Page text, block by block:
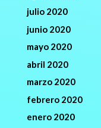
julio 2020
junio 2020
mayo 2020
abril 2020
marzo 2020
febrero 2020
enero 2020